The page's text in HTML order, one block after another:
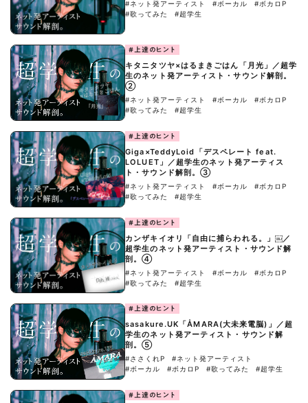
#ネット発アーティスト #ボーカル
#ボカロP
#歌ってみた
#超学生
#上達のヒント
キタニタツヤ×はるまきごはん「月光」／超学
生のネット発アーティスト・サウンド解剖。
②
#ネット発アーティスト #ボーカル
#ボカロP
#歌ってみた
#超学生
#上達のヒント
Giga×TeddyLoid「デスペレート feat.
LOLUET」／超学生のネット発アーティス
ト・サウンド解剖。③
#ネット発アーティスト #ボーカル
#ボカロP
#歌ってみた
#超学生
#上達のヒント
カンザキイオリ「自由に捕らわれる。」￼／
超学生のネット発アーティスト・サウンド解
剖。④
#ネット発アーティスト #ボーカル
#ボカロP
#歌ってみた
#超学生
#上達のヒント
sasakure.UK「ÅMARA(大未来電脳)」／超
学生のネット発アーティスト・サウンド解
剖。⑤
#ささくれP
#ネット発アーティスト
#ボーカル
#ボカロP #歌ってみた #超学生
#上達のヒント